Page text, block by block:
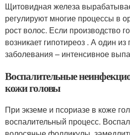
Щитовидная железа
регулируют многие процессы в
рост волос. Если производство
возникает гипотиреоз . А один из
заболевания – интенсивное
Воспалительные
кожи головы
При экземе и псориазе в коже
воспалительный процесс.